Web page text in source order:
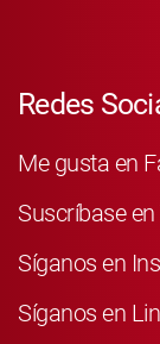
Redes
Me gusta en
Suscríbase
Síganos en
Síganos en